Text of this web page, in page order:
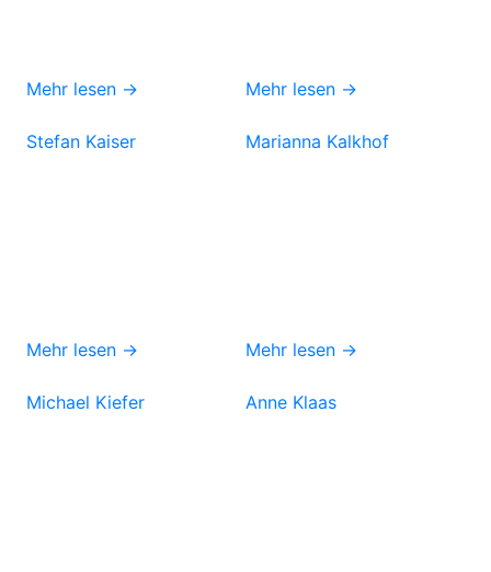
Mehr lesen → Mehr lesen →
Stefan Kaiser
Mehr lesen →
Marianna Kalkhof
Mehr lesen →
Michael Kiefer Anne Klaas